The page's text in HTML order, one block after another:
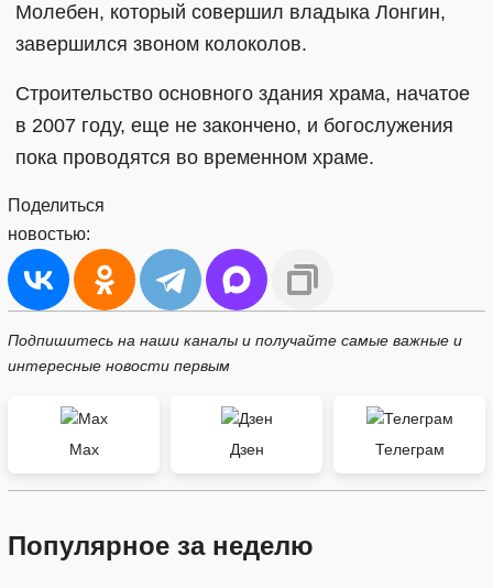
Молебен, который совершил владыка Лонгин,
завершился звоном колоколов.
Строительство основного здания храма, начатое
в 2007 году, еще не закончено, и богослужения
пока проводятся во временном храме.
Поделиться
новостью:
Подпишитесь на наши каналы и получайте самые важные и
интересные новости первым
Max Дзен Телеграм
Популярное за неделю